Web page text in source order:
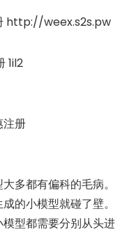
http://weex.s2s.pw
1il2
注册
多都有偏科的毛病。
的小模型就碰了壁。
型都需要分别从头进